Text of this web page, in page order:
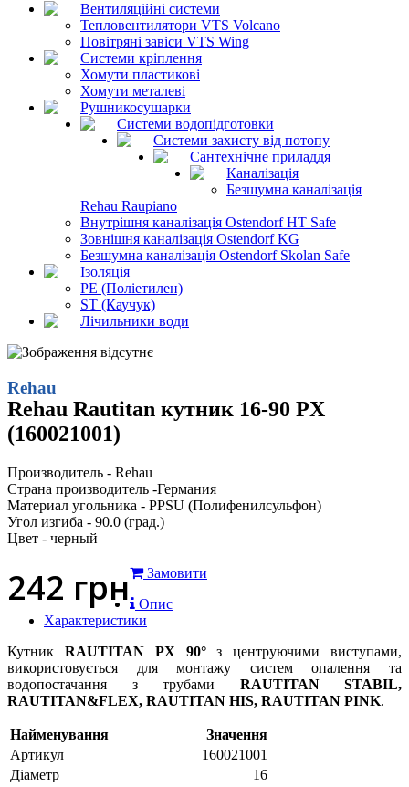
Вентиляційні системи
Тепловентилятори VTS Volcano
Повітряні завіси VTS Wing
Системи кріплення
Хомути пластикові
Хомути металеві
Рушникосушарки
Системи водопідготовки
Системи захисту від потопу
Сантехнічне приладдя
Каналізація
Безшумна каналізація
Rehau Raupiano
Внутрішня каналізація Ostendorf HT Safe
Зовнішня каналізація Ostendorf KG
Безшумна каналізація Ostendorf Skolan Safe
Ізоляція
PE (Поліетилен)
ST (Каучук)
Лічильники води
Rehau
Rehau Rautitan кутник 16-90 PX
(160021001)
Производитель - Rehau
Страна производитель -Германия
Материал угольника - PPSU (Полифенилсульфон)
Угол изгиба - 90.0 (град.)
Цвет - черный
242 грн
Замовити
Опис
Характеристики
Кутник RAUTITAN PX 90°з центруючими виступами,
використовується для монтажу систем опалення та
водопостачання з трубами RAUTITAN STABIL,
RAUTITAN&FLEX, RAUTITAN HIS, RAUTITAN PINK.
Найменування
Значення
Артикул
160021001
Діаметр
16